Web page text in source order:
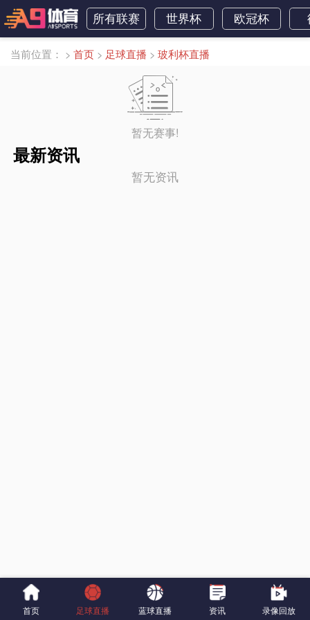
所有联赛 世界杯 欧冠杯
当前位置： > 首页 > 足球直播 > 玻利杯直播
暂无赛事!
最新资讯
暂无资讯
首页 足球直播 蓝球直播 资讯 录像回放